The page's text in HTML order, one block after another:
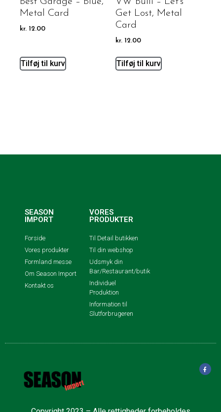
Metal Card
kr. 12.00
Tilføj til kurv
Get Lost, Metal
Card
kr. 12.00
Tilføj til kurv
SEASON
IMPORT
Forside
Vores produkter
Formland messe
Om Season Import
Kontakt os
VORES
PRODUKTER
Til Detail butikken
Til din webshop
Udsmyk din
Bar/Restaurant/butik
Individuel
Produktion
Information til
Slutforbrugeren